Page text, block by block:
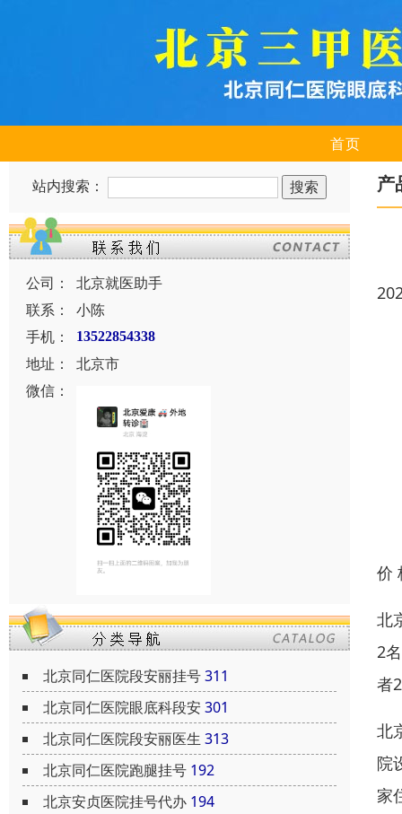
首页
站内搜索：
公司：
北京就医助手
联系：
小陈
手机：
13522854338
地址：
北京市
微信：
北京同仁医院段安丽挂号311
北京同仁医院眼底科段安301
北京同仁医院段安丽医生 313
北京同仁医院跑腿挂号 192
北京安贞医院挂号代办 194
产
价
北
2
者
北
院
家